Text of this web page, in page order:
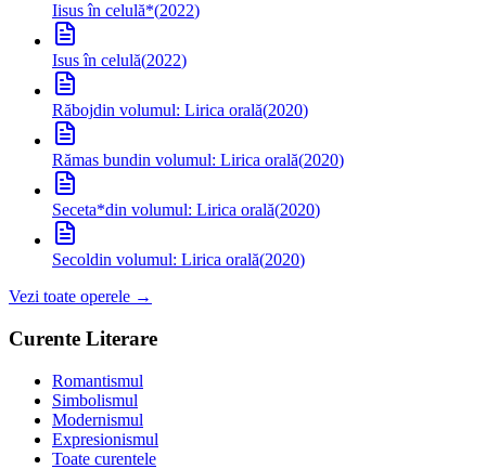
Iisus în celulă*(2022)
Isus în celulă(2022)
Răbojdin volumul: Lirica orală(2020)
Rămas bundin volumul: Lirica orală(2020)
Seceta*din volumul: Lirica orală(2020)
Secoldin volumul: Lirica orală(2020)
Vezi toate operele →
Curente Literare
Romantismul
Simbolismul
Modernismul
Expresionismul
Toate curentele